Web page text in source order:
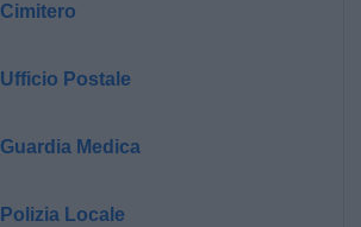
Cimitero
Ufficio Postale
Guardia Medica
Polizia Locale